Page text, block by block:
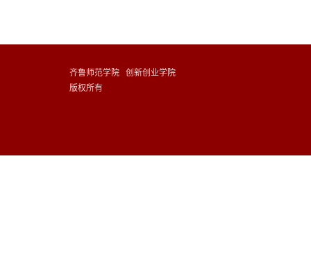
齐鲁师范学院 创新创业学院
版权所有